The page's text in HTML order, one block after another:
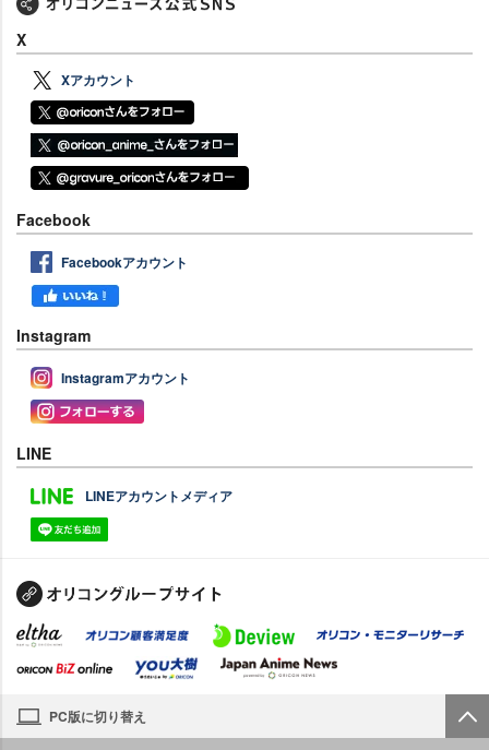
X
Xアカウント
Facebook
Facebookアカウント
Instagram
Instagramアカウント
LINE
LINEアカウントメディア
PC版に切り替え